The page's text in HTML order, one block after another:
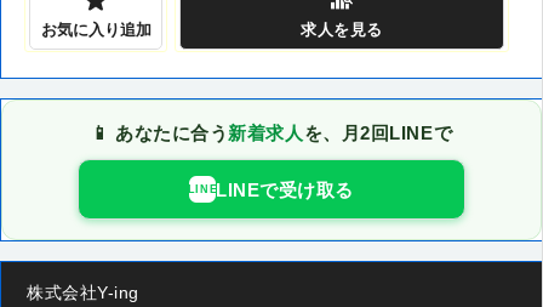
お気に入り追加 求人を見る
📱 あなたに合う 新着求人 を、月2回LINEで
LINELINEで受け取る
株式会社Y-ing